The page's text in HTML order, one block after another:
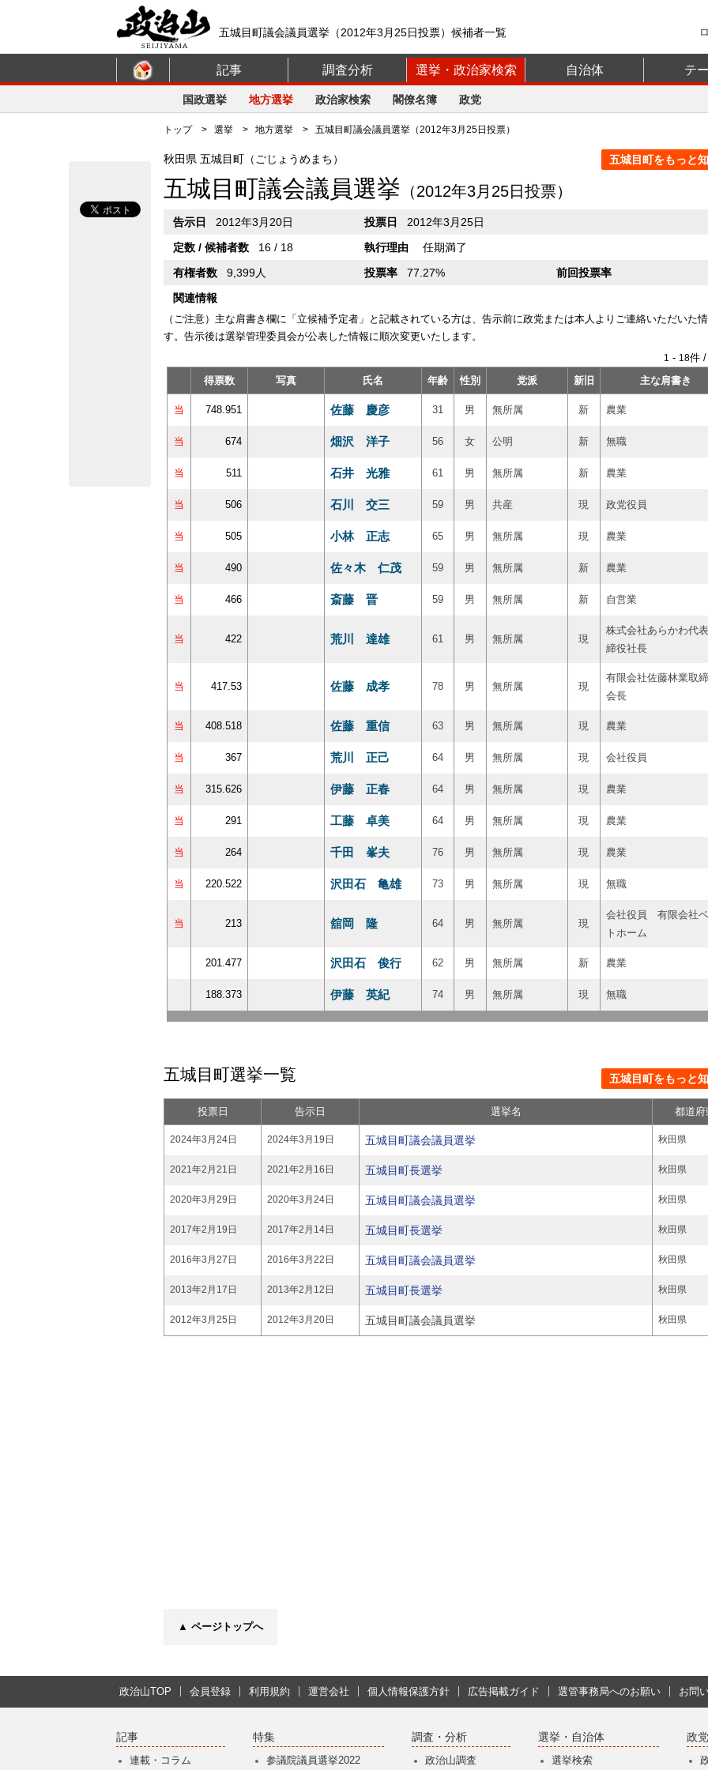
五城目町議会議員選挙（2012年3月25日投票）候補者一覧
記事 調査分析 選挙・政治家検索 自治体 テ
国政選挙 地方選挙 政治家検索 閣僚名簿 政党
トップ> 選挙 > 地方選挙 > 五城目町議会議員選挙（2012年3月25日投票）
五城目町をもっと知
秋田県 五城目町（ごじょうめまち）
五城目町議会議員選挙 （2012年3月25日投票）
告示日 2012年3月20日 投票日
2012年3月25日
定数 / 候補者数
16 / 18 執行理由
任期満了
有権者数
9,399人 投票率 77.27%
前回投票率
関連情報
（ご注意）主な肩書き欄に「立候補予定者」と記載されている方は、告示前に政党または本人よりご連絡いただいた
す。告示後は選挙管理委員会が公表した情報に順次変更いたします。
1 - 18件
得票数
写真 氏名 年齢 性別 党派 新旧 主な肩書き
当 748.951 佐藤 慶彦 31 男 無所属 新 農業
当 674 畑沢 洋子 56 女 公明 新 無職
当 511 石井 光雅 61 男 無所属 新 農業
当 506 石川 交三 59 男 共産 現 政党役員
当 505 小林 正志 65 男 無所属 現 農業
当 490 佐々木 仁茂 59 男 無所属 新 農業
当 466 斎藤 晋 59 男 無所属 新 自営業
当 422 荒川 達雄 61 男 無所属 現
株式会社あらかわ代
締役社長
当 417.53 佐藤 成孝 78 男 無所属 現
有限会社佐藤林業取
会長
当 408.518 佐藤 重信 63 男 無所属 現 農業
当 367 荒川 正己 64 男 無所属 現 会社役員
当 315.626 伊藤 正春 64 男 無所属 現 農業
当 291 工藤 卓美 64 男 無所属 現 農業
当 264 千田 峯夫 76 男 無所属 現 農業
当 220.522 沢田石 亀雄 73 男 無所属 現 無職
当 213 舘岡 隆 64 男 無所属 現
会社役員 有限会社
トホーム
201.477 沢田石 俊行 62 男 無所属 新 農業
188.373 伊藤 英紀 74 男 無所属 現 無職
五城目町選挙一覧 五城目町をもっと知
投票日 告示日 選挙名 都道府
2024年3月24日 2024年3月19日 五城目町議会議員選挙 秋田県
2021年2月21日 2021年2月16日 五城目町長選挙 秋田県
2020年3月29日 2020年3月24日 五城目町議会議員選挙 秋田県
2017年2月19日 2017年2月14日 五城目町長選挙 秋田県
2016年3月27日 2016年3月22日 五城目町議会議員選挙 秋田県
2013年2月17日 2013年2月12日 五城目町長選挙 秋田県
2012年3月25日 2012年3月20日 五城目町議会議員選挙 秋田県
▲ ページトップへ
政治山TOP 会員登録 利用規約 運営会社 個人情報保護方針 広告掲載ガイド 選管事務局へのお願い お問
記事
連載・コラム
特集
参議院議員選挙2022
調査・分析
政治山調査
選挙・自治体
選挙検索
政